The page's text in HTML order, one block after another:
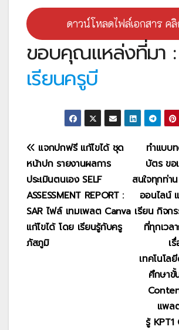
ดาวน์โหลดไฟล์เอกสาร ค
ขอบคุณแหล่งที่มา :
เรียนครูบี
แนะแนว
เรื่อง
ทำแบบ
บัตร ข
สนใจทุกท่า
ออนไลน์
เรียน กิจก
ที่ทุกเวล
เ
เทคโนโล
ศึกษาขั้
แพล
รู้ KPT1
แจกปกฟรี แก้ไขได้ ชุด
หน้าปก รายงานผลการ
ประเมินตนเอง SELF
ASSESSMENT REPORT :
SAR ไฟล์ เทมเพลต Canva
แก้ไขได้ โดย เรียนรู้กับครู
ภัสภูมิ